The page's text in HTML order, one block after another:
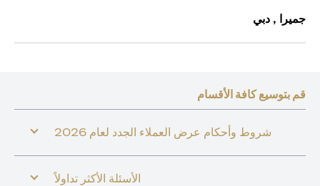
جميرا , دبي
قم بتوسيع كافة الأقسام
شروط وأحكام عرض العملاء الجدد لعام 2026
الأسئلة الأكثر تداولاً